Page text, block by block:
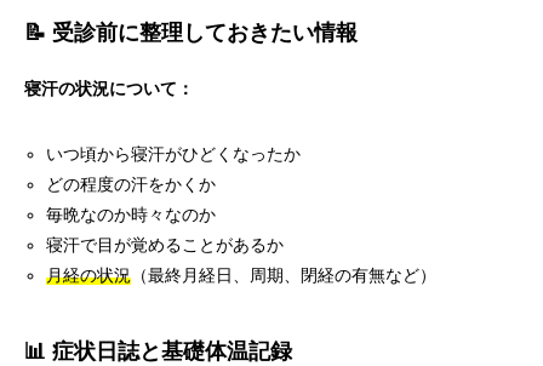
📝 受診前に整理しておきたい情報
寝汗の状況について：
いつ頃から寝汗がひどくなったか
どの程度の汗をかくか
毎晩なのか時々なのか
寝汗で目が覚めることがあるか
月経の状況 （最終月経日、周期、閉経の有無など）
📊 症状日誌と基礎体温記録